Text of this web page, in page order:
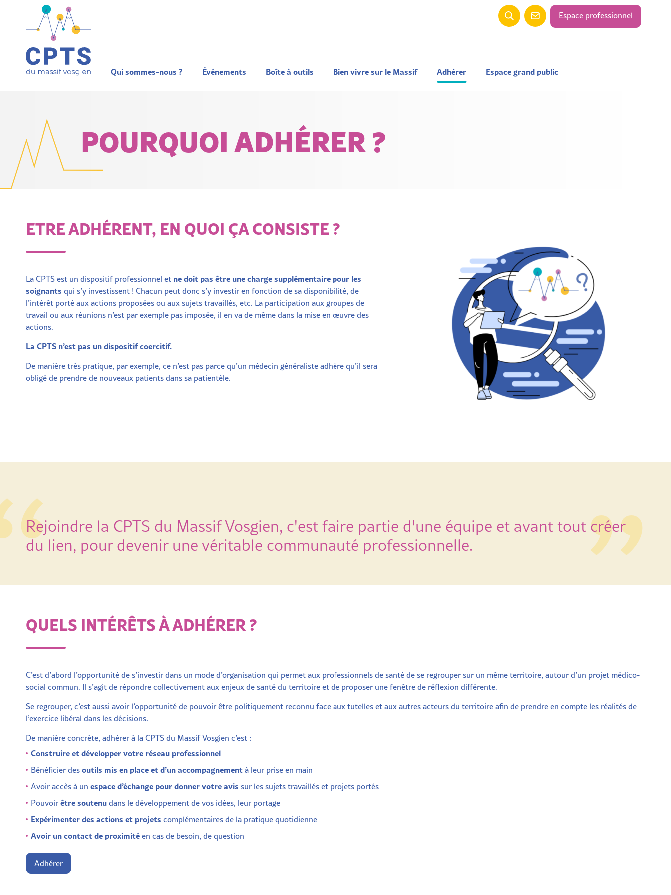
Espace professionnel
Qui sommes-nous ? Événements Boîte à outils Bien vivre sur le Massif Adhérer Espace grand public
POURQUOI ADHÉRER ?
ETRE ADHÉRENT, EN QUOI ÇA CONSISTE ?
La CPTS est un dispositif professionnel et ne doit pas être une charge supplémentaire pour les
soignants qui s’y investissent ! Chacun peut donc s’y investir en fonction de sa disponibilité, de
l’intérêt porté aux actions proposées ou aux sujets travaillés, etc. La participation aux groupes de
travail ou aux réunions n’est par exemple pas imposée, il en va de même dans la mise en œuvre des
actions.
La CPTS n’est pas un dispositif coercitif.
De manière très pratique, par exemple, ce n’est pas parce qu’un médecin généraliste adhère qu’il sera
obligé de prendre de nouveaux patients dans sa patientèle.
Rejoindre la CPTS du Massif Vosgien, c'est faire partie d'une équipe et avant tout créer
du lien, pour devenir une véritable communauté professionnelle.
QUELS INTÉRÊTS À ADHÉRER ?
C’est d’abord l’opportunité de s’investir dans un mode d’organisation qui permet aux professionnels de santé de se regrouper sur un même territoire, autour d’un projet médico-
social commun. Il s’agit de répondre collectivement aux enjeux de santé du territoire et de proposer une fenêtre de réflexion différente.
Se regrouper, c’est aussi avoir l’opportunité de pouvoir être politiquement reconnu face aux tutelles et aux autres acteurs du territoire afin de prendre en compte les réalités de
l’exercice libéral dans les décisions.
De manière concrète, adhérer à la CPTS du Massif Vosgien c’est :
Construire et développer votre réseau professionnel
Bénéficier desoutils mis en place et d’un accompagnementà leur prise en main
Avoir accès à un espace d’échange pour donner votre avis sur les sujets travaillés et projets portés
Pouvoirêtre soutenudans le développement de vos idées, leur portage
Expérimenter des actions et projets complémentaires de la pratique quotidienne
Avoir un contact de proximitéen cas de besoin, de question
Adhérer